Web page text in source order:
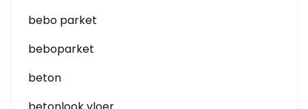
bebo parket
beboparket
beton